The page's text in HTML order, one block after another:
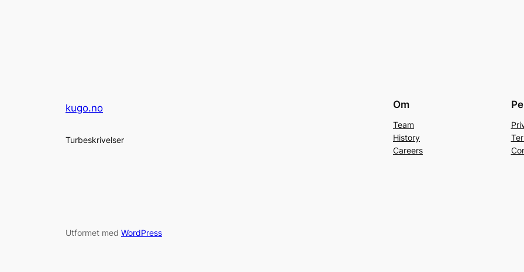
kugo.no
Turbeskrivelser
Om
Team
History
Careers
Utformet med WordPress